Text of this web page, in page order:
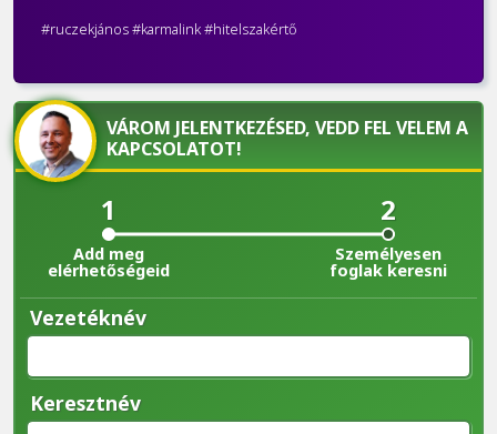
#ruczekjános #karmalink #hitelszakértő
VÁROM JELENTKEZÉSED, VEDD FEL VELEM A
KAPCSOLATOT!
1
Add meg
elérhetőségeid
2
Személyesen
foglak keresni
Vezetéknév
Keresztnév